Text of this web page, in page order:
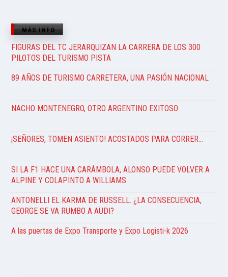
MÁS INFO
FIGURAS DEL TC JERARQUIZAN LA CARRERA DE LOS 300
PILOTOS DEL TURISMO PISTA
89 AÑOS DE TURISMO CARRETERA, UNA PASIÓN NACIONAL
NACHO MONTENEGRO, OTRO ARGENTINO EXITOSO
¡SEÑORES, TOMEN ASIENTO! ACOSTADOS PARA CORRER…
SI LA F1 HACE UNA CARÁMBOLA, ALONSO PUEDE VOLVER A
ALPINE Y COLAPINTO A WILLIAMS
ANTONELLI EL KARMA DE RUSSELL. ¿LA CONSECUENCIA,
GEORGE SE VA RUMBO A AUDI?
A las puertas de Expo Transporte y Expo Logisti-k 2026